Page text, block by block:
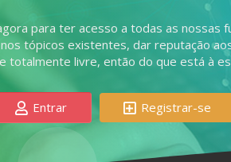
para ter acesso a todas as nossas
tópicos existentes, dar reputação
totalmente livre, então do que está à
Entrar Registrar-se